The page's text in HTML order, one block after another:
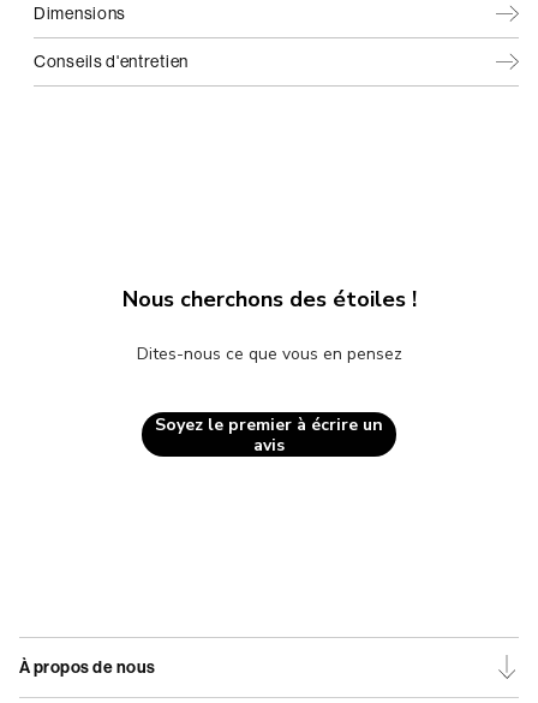
Dimensions
Conseils d'entretien
Nous cherchons des étoiles !
Dites-nous ce que vous en pensez
Soyez le premier à écrire un
avis
À propos de nous